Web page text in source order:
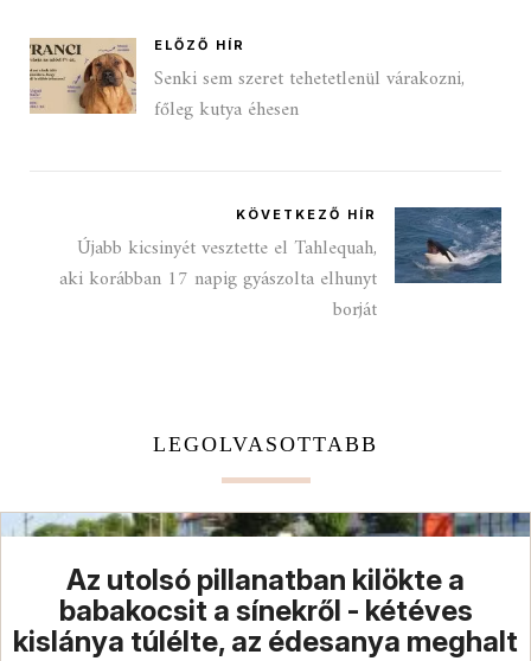
ELŐZŐ HÍR
Senki sem szeret tehetetlenül várakozni,
főleg kutya éhesen
KÖVETKEZŐ HÍR
Újabb kicsinyét vesztette el Tahlequah,
aki korábban 17 napig gyászolta elhunyt
borját
LEGOLVASOTTABB
Az utolsó pillanatban kilökte a
babakocsit a sínekről - kétéves
kislánya túlélte, az édesanya meghalt